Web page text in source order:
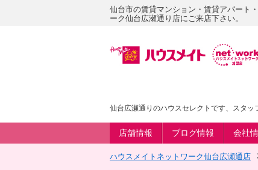
仙台市の賃貸マンション・賃貸アパート
ーク仙台広瀬通り店にご来店下さい。
仙台広瀬通りのハウスセレクトです、スタ
店舗情報 ブログ情報 会社
ハウスメイトネットワーク仙台広瀬通店